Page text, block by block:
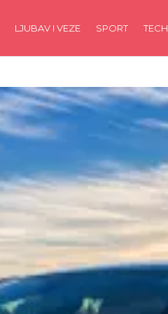
LJUBAV I VEZE SPORT TECH